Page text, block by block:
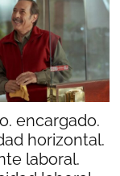
encargado.
horizontal.
laboral.